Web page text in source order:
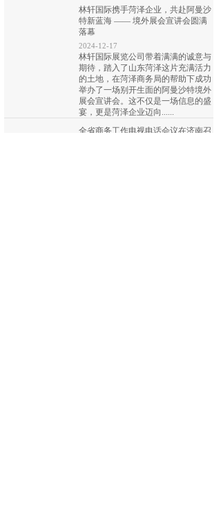
林轩国际携手菏泽企业，共赴阿曼沙
特新蓝海 —— 境外展会宣讲会圆满
落幕
2024-12-17
林轩国际展览公司带着满满的诚意与
期待，踏入了山东菏泽这片充满活力
的土地，在菏泽商务局的帮助下成功
举办了一场别开生面的阿曼沙特境外
展会宣讲会。这不仅是一场信息的盛
宴，更是菏泽企业迈向......
全省商务工作电视电话会议在济南召